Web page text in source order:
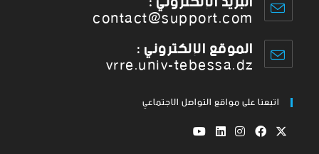
contact@support.com
الموقع الإلكتروني :
vrre.univ-tebessa.dz
اتبعنا على مواقع التواصل الاجتماعي